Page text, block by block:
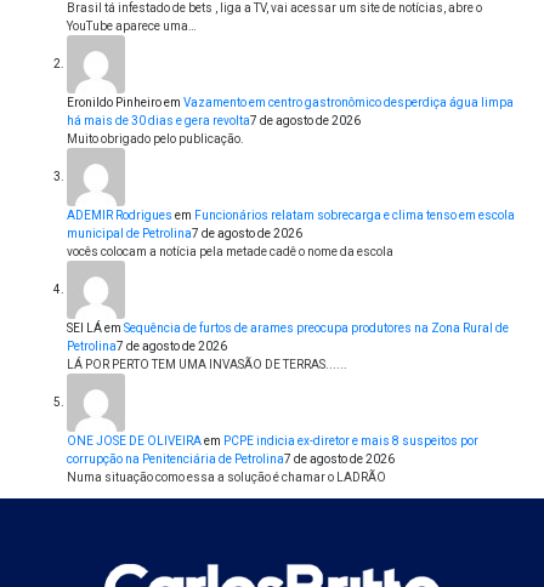
Brasil tá infestado de bets , liga a TV, vai acessar um site de notícias, abre o
YouTube aparece uma…
Eronildo Pinheiroem Vazamento em centro gastronômico desperdiça água limpa
há mais de 30 dias e gera revolta7 de agosto de 2026
Muito obrigado pelo publicação.
ADEMIR Rodrigues em Funcionários relatam sobrecarga e clima tenso em escola
municipal de Petrolina7 de agosto de 2026
vocês colocam a notícia pela metade cadê o nome da escola
SEI LÁem Sequência de furtos de arames preocupa produtores na Zona Rural de
Petrolina7 de agosto de 2026
LÁ POR PERTO TEM UMA INVASÃO DE TERRAS......
ONE JOSE DE OLIVEIRAem PCPE indicia ex-diretor e mais 8 suspeitos por
corrupção na Penitenciária de Petrolina7 de agosto de 2026
Numa situação como essa a solução é chamar o LADRÃO